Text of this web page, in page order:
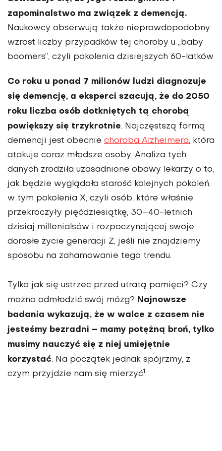
zapominalstwo ma związek z demencją.
Naukowcy obserwują także nieprawdopodobny
wzrost liczby przypadków tej choroby u „baby
boomers”, czyli pokolenia dzisiejszych 60-latków.
Co roku u ponad 7 milionów ludzi diagnozuje
się demen­cję, a eksperci szacują, że do 2050
roku liczba osób dotknię­tych tą chorobą
powiększy się trzykrotnie. Najczęstszą formą
demencji jest obecnie choroba Alzheimera, która
atakuje coraz młodsze osoby. Analiza tych
danych zrodziła uzasadnione obawy lekarzy o to,
jak będzie wyglądała starość kolejnych pokoleń,
w tym pokolenia X, czyli osób, które właśnie
przekroczyły pięćdziesiątkę, 30–40-letnich
dzisiaj millenialsów i rozpoczynającej swoje
dorosłe życie generacji Z, jeśli nie znajdziemy
sposobu na zahamowanie tego trendu.
Tylko jak się ustrzec przed utratą pamięci? Czy
można odmłodzić swój mózg? Najnowsze
badania wykazują, że w walce z czasem nie
jesteśmy bezradni – mamy potężną broń, tylko
musimy nauczyć się z niej umiejętnie
korzystać. Na początek jednak spójrzmy, z
czym przyjdzie nam się mierzyć1.